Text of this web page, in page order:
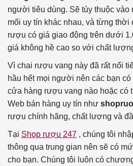
người tiêu dùng. Sẽ tùy thuộc vào
mối uy tín khác nhau, và từng
rượu có giá giao động trên dưới
giá không hề cao so với chất
Vì chai rượu vang này đã rất nổi
hầu hết mọi người nên các bạn có
cửa hàng rượu vang nào hoặc có
Web bán hàng uy tín như
rượu chính hãng, chất lượng và
Tại Shop rượu 247 , chúng tôi
thông qua trung gian nên sẽ có
cho bạn. Chúng tôi luôn có